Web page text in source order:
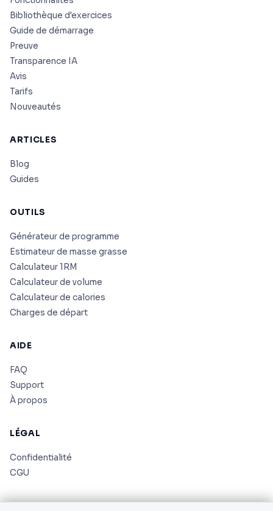
Bibliothèque d'exercices
Guide de démarrage
Preuve
Transparence IA
Avis
Tarifs
Nouveautés
ARTICLES
Blog
Guides
OUTILS
Générateur de programme
Estimateur de masse grasse
Calculateur 1RM
Calculateur de volume
Calculateur de calories
Charges de départ
AIDE
FAQ
Support
À propos
LÉGAL
Confidentialité
CGU